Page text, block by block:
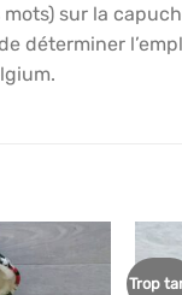
sur la
déterminer
Trop